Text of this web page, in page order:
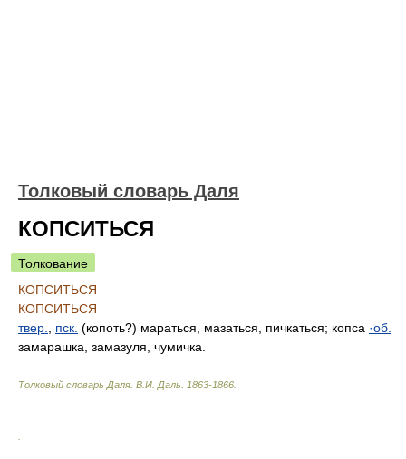
Толковый словарь Даля
КОПСИТЬСЯ
Толкование
КОПСИТЬСЯ
КОПСИТЬСЯ
твер.
пск. (копоть?) мараться, мазаться, пичкаться; копса ·об.
замарашка, замазуля, чумичка.
Толковый словарь Даля В.И. Даль. 1863-1866